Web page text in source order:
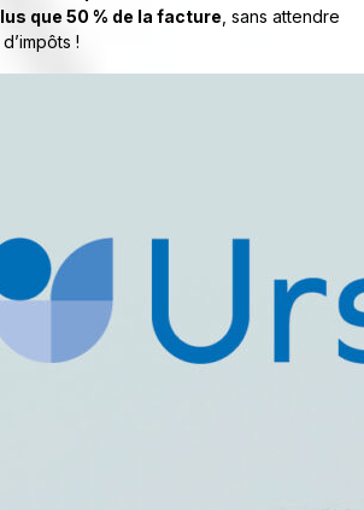
que 50 % de la facture , sans attendre
!